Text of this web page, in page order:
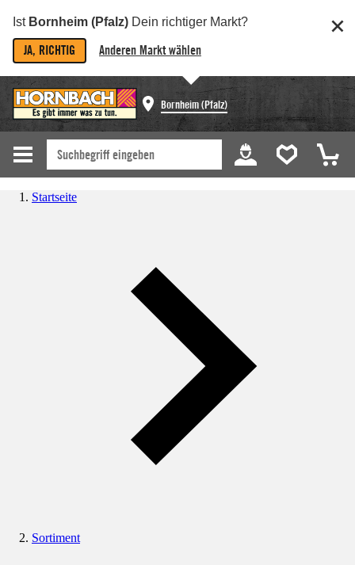
Ist Bornheim (Pfalz) Dein richtiger Markt?
JA, RICHTIG Anderen Markt wählen
Bornheim (Pfalz)
Startseite
Sortiment